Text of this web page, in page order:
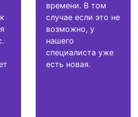
времени. В том
случае если это не
возможно, у
нашего
специалиста уже
есть новая.